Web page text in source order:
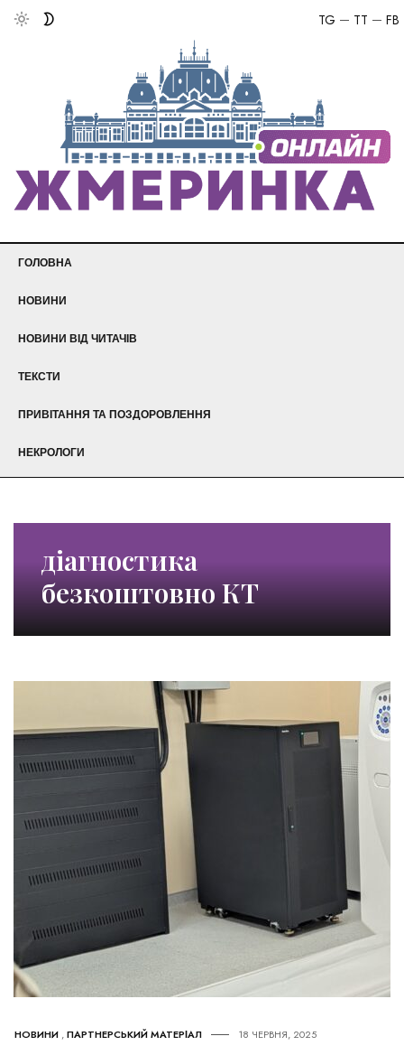
FB
TT
TG
ГОЛОВНА
НОВИНИ
НОВИНИ ВІД ЧИТАЧІВ
ТЕКСТИ
ПРИВІТАННЯ ТА ПОЗДОРОВЛЕННЯ
НЕКРОЛОГИ
діагностика
безкоштовно КТ
НОВИНИ ,ПАРТНЕРСЬКИЙ МАТЕРІАЛ 18 ЧЕРВНЯ, 2025